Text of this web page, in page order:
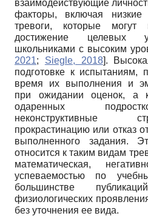
взаимодействующие
факторы, включая низкие
тревоги, которые могут
достижение целевых
школьниками с высоким
2021; Siegle, 2018].
подготовке к испытаниям,
время их выполнения и
при ожидании оценок, а
одаренных
неконструктивные
прокрастинацию или отказ
выполненного задания.
относится к таким видам
математическая,
успеваемостью по
большинстве
физиологических
без уточнения ее вида.